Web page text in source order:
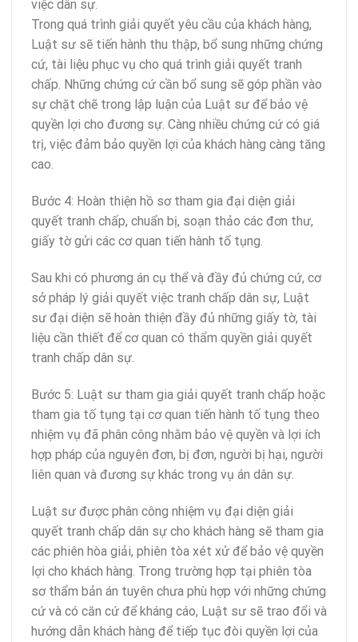
việc dân sự.
Trong quá trình giải quyết yêu cầu của khách hàng,
Luật sư sẽ tiến hành thu thập, bổ sung những chứng
cứ, tài liệu phục vụ cho quá trình giải quyết tranh
chấp. Những chứng cứ cần bổ sung sẽ góp phần vào
sự chặt chẽ trong lập luận của Luật sư để bảo vệ
quyền lợi cho đương sự. Càng nhiều chứng cứ có giá
trị, việc đảm bảo quyền lợi của khách hàng càng tăng
cao.
Bước 4: Hoàn thiện hồ sơ tham gia đại diện giải
quyết tranh chấp, chuẩn bị, soạn thảo các đơn thư,
giấy tờ gửi các cơ quan tiến hành tố tụng.
Sau khi có phương án cụ thể và đầy đủ chứng cứ, cơ
sở pháp lý giải quyết việc tranh chấp dân sự, Luật
sư đại diện sẽ hoàn thiện đầy đủ những giấy tờ, tài
liệu cần thiết để cơ quan có thẩm quyền giải quyết
tranh chấp dân sự.
Bước 5: Luật sư tham gia giải quyết tranh chấp hoặc
tham gia tố tụng tại cơ quan tiến hành tố tụng theo
nhiệm vụ đã phân công nhằm bảo vệ quyền và lợi ích
hợp pháp của nguyên đơn, bị đơn, người bị hại, người
liên quan và đương sự khác trong vụ án dân sự.
Luật sư được phân công nhiệm vụ đại diện giải
quyết tranh chấp dân sự cho khách hàng sẽ tham gia
các phiên hòa giải, phiên tòa xét xử để bảo vệ quyền
lợi cho khách hàng. Trong trường hợp tại phiên tòa
sơ thẩm bản án tuyên chưa phù hợp với những chứng
cứ và có căn cứ để kháng cáo, Luật sư sẽ trao đổi và
hướng dẫn khách hàng để tiếp tục đòi quyền lợi của